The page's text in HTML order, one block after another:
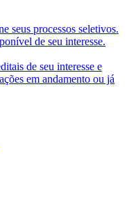
seus processos seletivos.
de seu interesse.
de seu interesse e
em andamento ou já